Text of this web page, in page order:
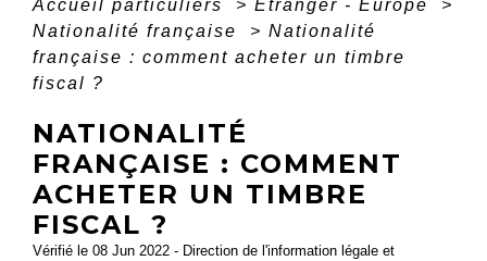
Accueil particuliers > Étranger - Europe
>
Nationalité française
> Nationalité
française : comment acheter un timbre
fiscal ?
NATIONALITÉ
FRANÇAISE : COMMENT
ACHETER UN TIMBRE
FISCAL ?
Vérifié le 08 Jun 2022 - Direction de l'information légale et